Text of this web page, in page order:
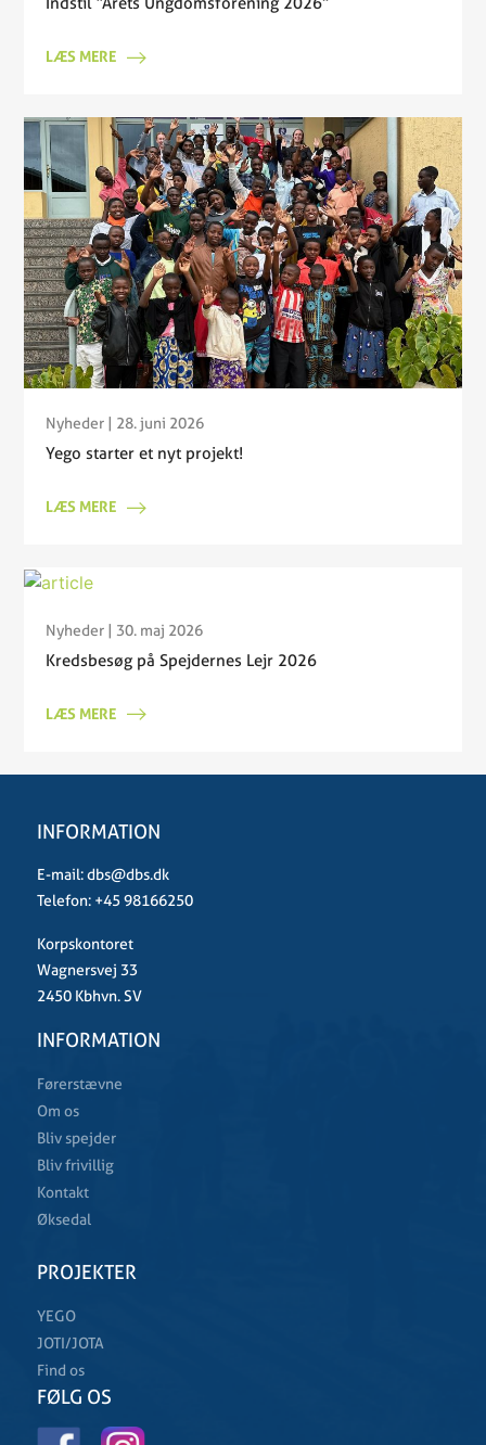
LÆS MERE
Nyheder | 28. juni 2026
Yego starter et nyt projekt!
LÆS MERE
Nyheder | 30. maj 2026
Kredsbesøg på Spejdernes Lejr 2026
LÆS MERE
INFORMATION
E-mail:dbs@dbs.dk
Telefon: +45 98166250
Korpskontoret
Wagnersvej 33
2450 Kbhvn. SV
INFORMATION
Førerstævne
Om os
Bliv spejder
Bliv frivillig
Kontakt
Øksedal
PROJEKTER
YEGO
JOTI/JOTA
Find os
FØLG OS